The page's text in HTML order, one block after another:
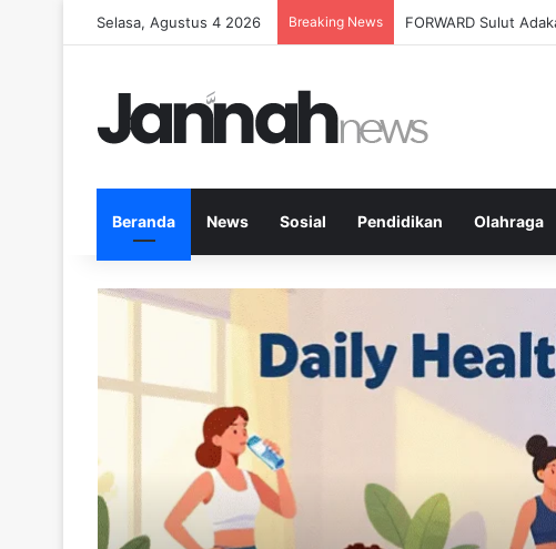
Selasa, Agustus 4 2026 Breaking News Milenial Petani dan
Beranda News Sosial Pendidikan Olahraga